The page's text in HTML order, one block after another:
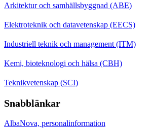
Arkitektur och samhällsbyggnad (ABE)
Elektroteknik och datavetenskap (EECS)
Industriell teknik och management (ITM)
Kemi, bioteknologi och hälsa (CBH)
Teknikvetenskap (SCI)
Snabblänkar
AlbaNova, personalinformation